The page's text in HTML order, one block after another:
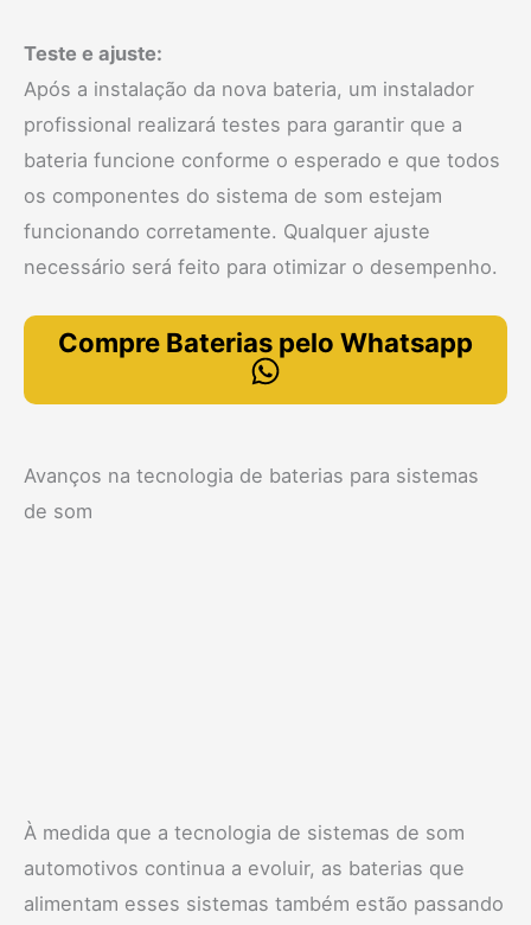
Teste e ajuste:
Após a instalação da nova bateria, um instalador
profissional realizará testes para garantir que a
bateria funcione conforme o esperado e que todos
os componentes do sistema de som estejam
funcionando corretamente. Qualquer ajuste
necessário será feito para otimizar o desempenho.
Compre Baterias pelo Whatsapp
Avanços na tecnologia de baterias para sistemas
de som
À medida que a tecnologia de sistemas de som
automotivos continua a evoluir, as baterias que
alimentam esses sistemas também estão passando